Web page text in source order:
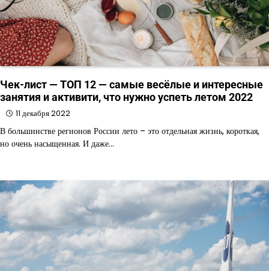
Чек-лист — ТОП 12 — самые весёлые и интересные
занятия и активити, что нужно успеть летом 2022
11 декабря 2022
В большинстве регионов России лето – это отдельная жизнь, короткая,
но очень насыщенная. И даже…